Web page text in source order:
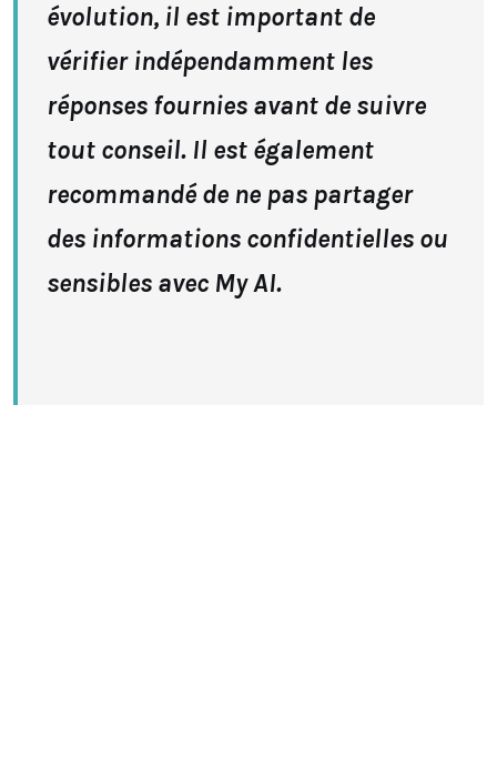
évolution, il est important de
vérifier indépendamment les
réponses fournies avant de suivre
tout conseil. Il est également
recommandé de ne pas partager
des informations confidentielles ou
sensibles avec My AI.